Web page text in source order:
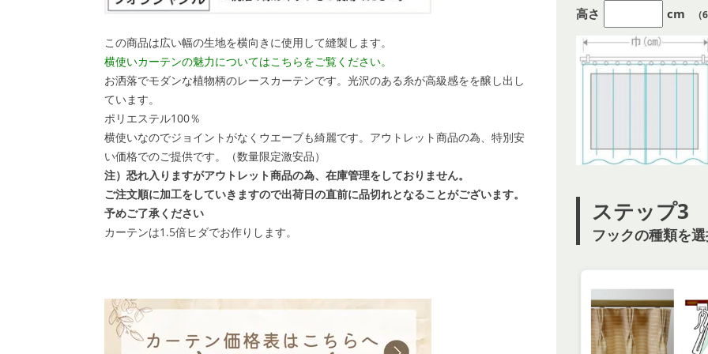
この商品は広い幅の生地を横向きに使用して縫製します。
横使いカーテンの魅力についてはこちらをご覧ください。
お洒落でモダンな植物柄のレースカーテンです。光沢のある糸が高級感をを醸し出し
ています。
ポリエステル100％
横使いなのでジョイントがなくウエーブも綺麗です。 アウトレット商品の為、特別安
い価格でのご提供です。（数量限定激安品）
注）恐れ入りますがアウトレット商品の為、在庫管理をしておりません。
ご注文順に加工をしていきますので出荷日の直前に品切れとなることがございます。
予めご了承ください
カーテンは1.5倍ヒダでお作りします。
高さ cm
ステップ3
フックの種類を